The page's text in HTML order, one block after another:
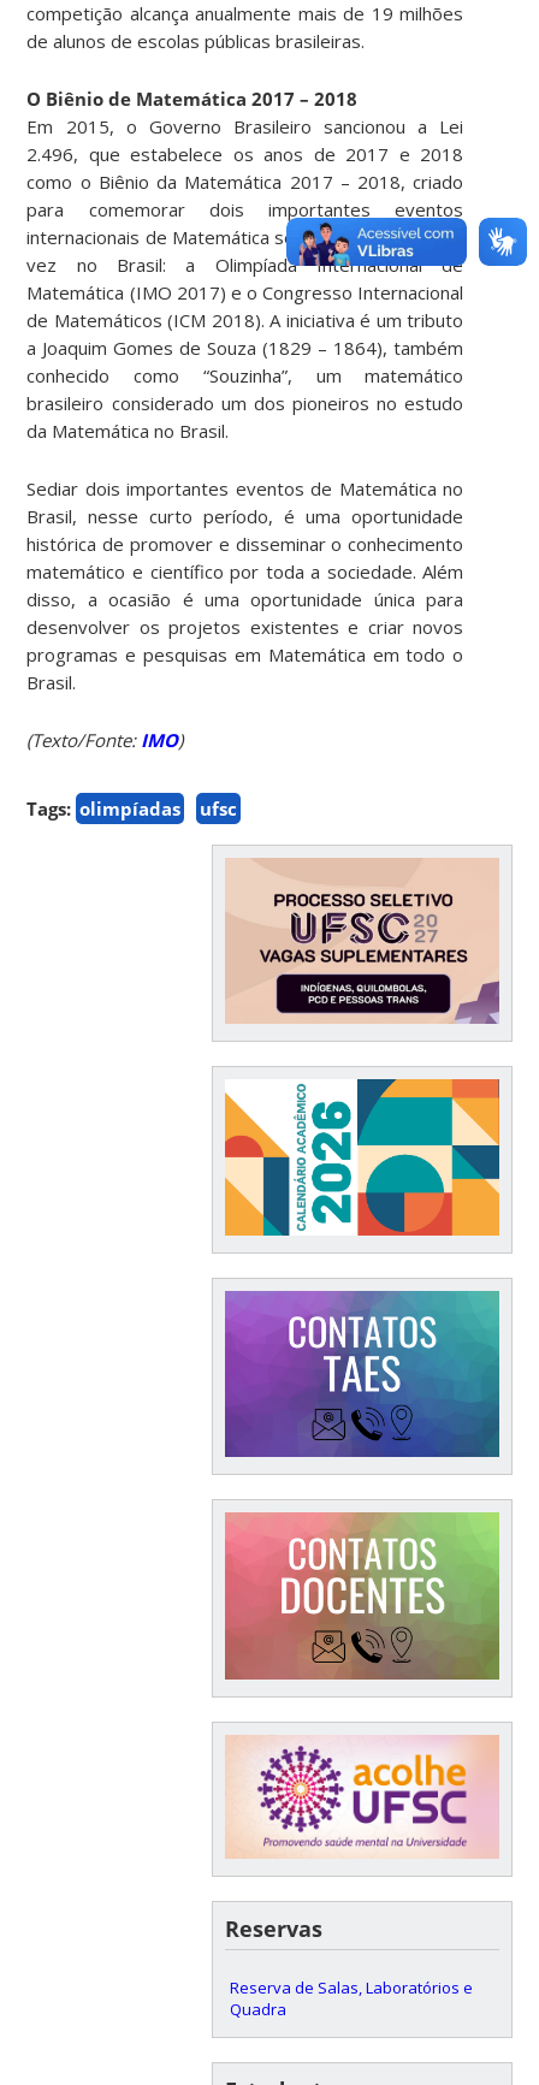
competição alcança anualmente mais de 19 milhões
de alunos de escolas públicas brasileiras.
O Biênio de Matemática 2017 – 2018
Em 2015, o Governo Brasileiro sancionou a Lei
2.496, que estabelece os anos de 2017 e 2018
como o Biênio da Matemática 2017 – 2018, criado
para comemorar dois importantes eventos
internacionais de Matemática sediados pela primeira
vez no Brasil: a Olimpíada Internacional de
Matemática (IMO 2017) e o Congresso Internacional
de Matemáticos (ICM 2018). A iniciativa é um tributo
a Joaquim Gomes de Souza (1829 – 1864), também
conhecido como “Souzinha”, um matemático
brasileiro considerado um dos pioneiros no estudo
da Matemática no Brasil.
Sediar dois importantes eventos de Matemática no
Brasil, nesse curto período, é uma oportunidade
histórica de promover e disseminar o conhecimento
matemático e científico por toda a sociedade. Além
disso, a ocasião é uma oportunidade única para
desenvolver os projetos existentes e criar novos
programas e pesquisas em Matemática em todo o
Brasil.
(Texto/Fonte: IMO)
Tags: olimpíadas ufsc
Reservas
Reserva de Salas, Laboratórios e
Quadra